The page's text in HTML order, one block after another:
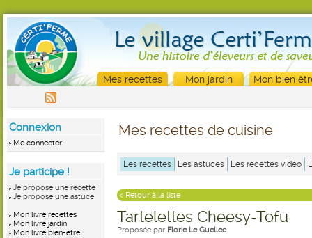
Mes recettes Mon jardin Mon bien
Connexion
Me connecter
Je participe !
Je propose une recette
Je propose une astuce
Mon livre recettes
Mon livre jardin
Mon livre bien-être
Mes recettes de cuisine
Les recettes Les astuces Les recettes vidéo
< Retour à la liste
Tartelettes Cheesy-Tofu
Proposée par Florie Le Guellec